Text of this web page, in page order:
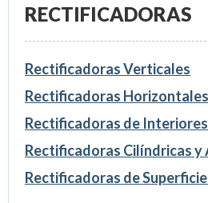
RECTIFICADORAS
Rectificadoras Verticales
Rectificadoras Horizontales
Rectificadoras de Interiores
Rectificadoras Cilíndricas y
Rectificadoras de